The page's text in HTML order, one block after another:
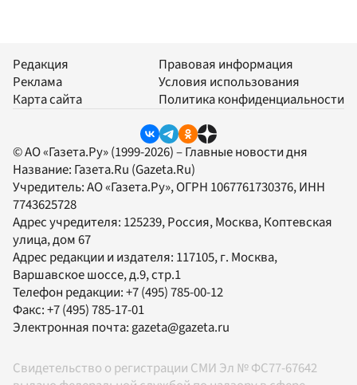
Редакция
Реклама
Карта сайта
Правовая информация
Условия использования
Политика конфиденциальности
© АО «Газета.Ру» (1999-2026) – Главные новости дня
Название: Газета.Ru (Gazeta.Ru)
Учредитель:АО «Газета.Ру», ОГРН 1067761730376, ИНН
7743625728
Адрес учредителя: 125239, Россия, Москва, Коптевская
улица, дом 67
Адрес редакции и издателя: 117105, г. Москва,
Варшавское шоссе, д.9, стр.1
Телефон редакции:+7 (495) 785-00-12
Факс:+7 (495) 785-17-01
Электронная почта:gazeta@gazeta.ru
Свидетельство о регистрации СМИ Эл № ФС77-67642